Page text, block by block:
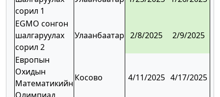
сорил 1
EGMO сонгон
шалгаруулах
сорил 2
Улаанбаатар 2/8/2025 2/9/2025
Европын
Охидын
Математикийн
Косово 4/11/2025 4/17/2025